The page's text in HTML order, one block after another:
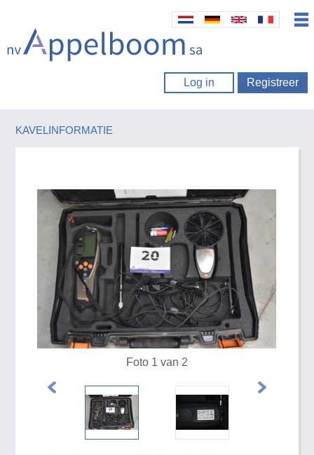
Log in Registreer
KAVELINFORMATIE
Foto 1 van 2